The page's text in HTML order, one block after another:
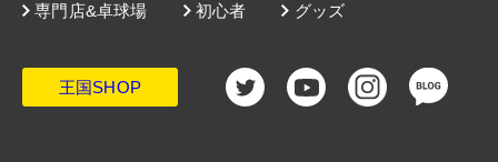
グッズ
専門店&卓球場 初心者
王国SHOP